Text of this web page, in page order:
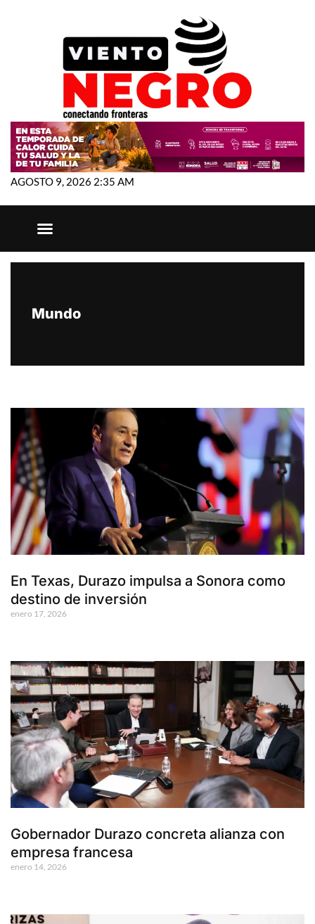
AGOSTO 9, 2026 2:35 AM
Mundo
En Texas, Durazo impulsa a Sonora como
destino de inversión
enero 17, 2026
Gobernador Durazo concreta alianza con
empresa francesa
enero 14, 2026